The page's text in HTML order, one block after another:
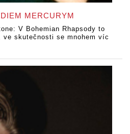
MERCURYM
V Bohemian Rhapsody to
ve skutečnosti se mnohem víc